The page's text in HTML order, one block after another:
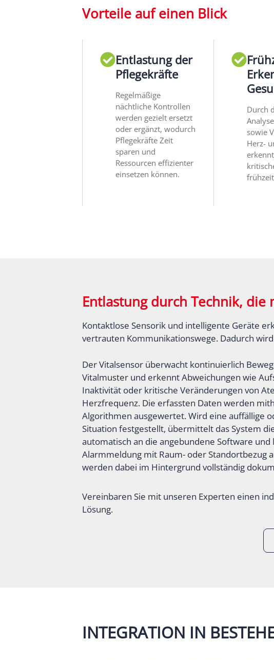
Vorteile auf einen Blick
Entlastung der
Pflegekräfte
Regelmäßige
nächtliche Kontrollen
werden gezielt ersetzt
oder ergänzt, wodurch
Pflegekräfte Zeit
sparen und
Ressourcen effizienter
einsetzen können.
Durch
sowie
Herz-
Entlastung durch Technik, die
Kontaktlose Sensorik und intelligente Geräte
vertrauten Kommunikationswege. Dadurch
Der Vitalsensor überwacht kontinuierlich
Vitalmuster und erkennt Abweichungen wie
Inaktivität oder kritische Veränderungen von
Herzfrequenz. Die erfassten Daten werden
Algorithmen ausgewertet. Wird eine auffällige
Situation festgestellt, übermittelt das System
automatisch an die angebundene Software und
Alarmmeldung mit Raum- oder Standortbezug
werden dabei im Hintergrund vollständig
Vereinbaren Sie mit unseren Experten einen
Lösung.
INTEGRATION IN